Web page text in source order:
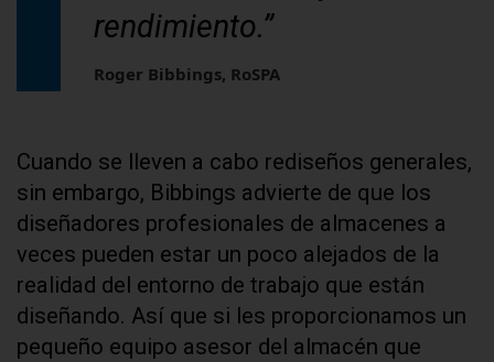
rendimiento.”
Roger Bibbings, RoSPA
Cuando se lleven a cabo rediseños generales,
sin embargo, Bibbings advierte de que los
diseñadores profesionales de almacenes a
veces pueden estar un poco alejados de la
realidad del entorno de trabajo que están
diseñando. Así que si les proporcionamos un
pequeño equipo asesor del almacén que